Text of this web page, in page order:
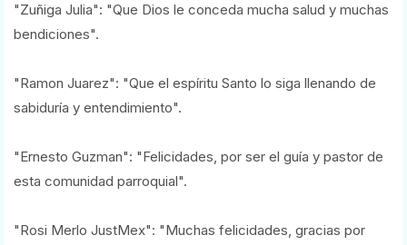
"Zuñiga Julia": "Que Dios le conceda mucha salud y muchas
bendiciones".
"Ramon Juarez": "Que el espíritu Santo lo siga llenando de
sabiduría y entendimiento".
"Ernesto Guzman": "Felicidades, por ser el guía y pastor de
esta comunidad parroquial".
"Rosi Merlo JustMex": "Muchas felicidades, gracias por